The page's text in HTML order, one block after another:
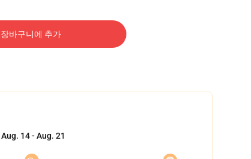
장바구니에 추가
Aug. 14 - Aug. 21